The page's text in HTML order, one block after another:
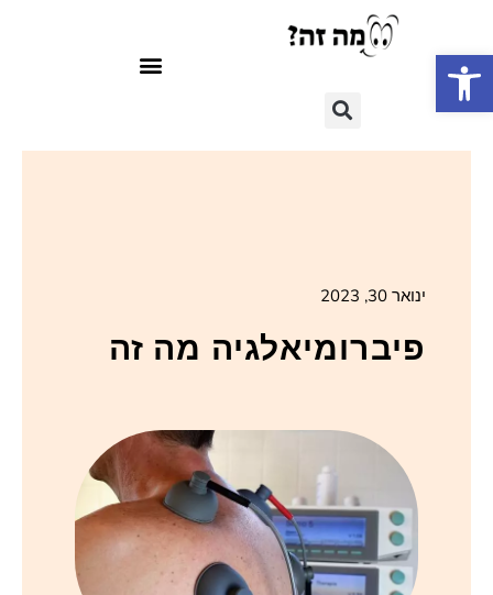
פתח סרגל נגישות
ינואר 30, 2023
פיברומיאלגיה מה זה